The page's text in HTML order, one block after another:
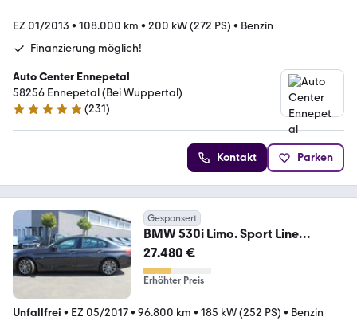
EZ 01/2013 • 108.000 km • 200 kW (272 PS) • Benzin
Finanzierung möglich!
Auto Center Ennepetal
58256 Ennepetal (Bei Wuppertal)
5 Sterne
(231)
Kontakt Parken
Gesponsert
BMW 530i Limo. Sport Line
Aut.+HUD+Drive PLUS+G.DACH
27.480 €
Erhöhter Preis
Unfallfrei • EZ 05/2017• 96.800 km • 185 kW (252 PS) • Benzin